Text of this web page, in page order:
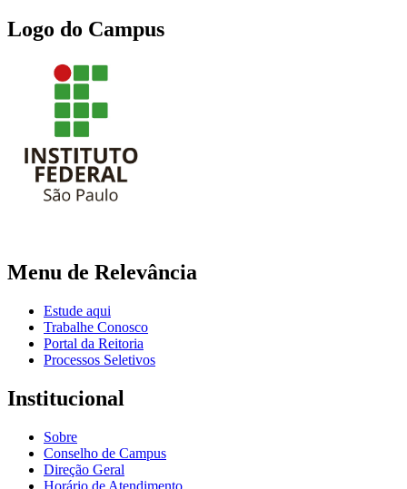
Logo do Campus
Menu de Relevância
Estude aqui
Trabalhe Conosco
Portal da Reitoria
Processos Seletivos
Institucional
Sobre
Conselho de Campus
Direção Geral
Horário de Atendimento